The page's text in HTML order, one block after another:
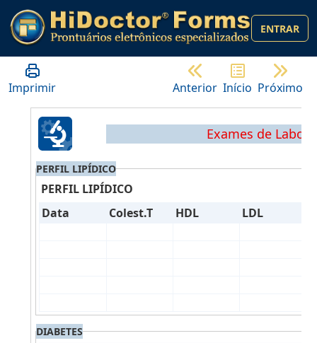
ENTRAR
Imprimir Anterior Início Próximo
Exames de
PERFIL LIPÍDICO
PERFIL LIPÍDICO
Data
Colest.T HDL LDL
DIABETES